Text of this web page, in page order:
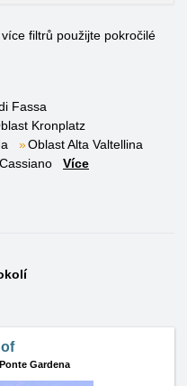
filtrů použijte pokročilé
Fassa
Kronplatz
Oblast Alta Valtellina
Více
Ponte Gardena